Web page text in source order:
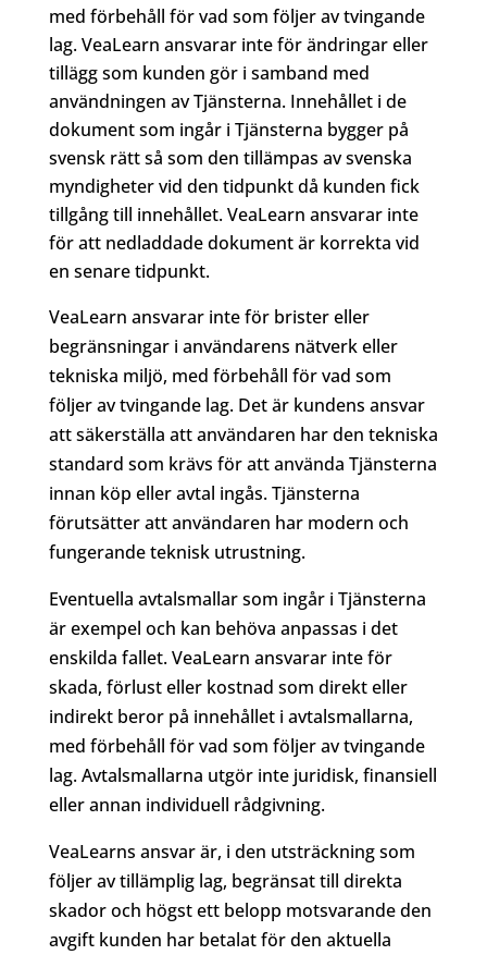
med förbehåll för vad som följer av tvingande
lag. VeaLearn ansvarar inte för ändringar eller
tillägg som kunden gör i samband med
användningen av Tjänsterna. Innehållet i de
dokument som ingår i Tjänsterna bygger på
svensk rätt så som den tillämpas av svenska
myndigheter vid den tidpunkt då kunden fick
tillgång till innehållet. VeaLearn ansvarar inte
för att nedladdade dokument är korrekta vid
en senare tidpunkt.
VeaLearn ansvarar inte för brister eller
begränsningar i användarens nätverk eller
tekniska miljö, med förbehåll för vad som
följer av tvingande lag. Det är kundens ansvar
att säkerställa att användaren har den tekniska
standard som krävs för att använda Tjänsterna
innan köp eller avtal ingås. Tjänsterna
förutsätter att användaren har modern och
fungerande teknisk utrustning.
Eventuella avtalsmallar som ingår i Tjänsterna
är exempel och kan behöva anpassas i det
enskilda fallet. VeaLearn ansvarar inte för
skada, förlust eller kostnad som direkt eller
indirekt beror på innehållet i avtalsmallarna,
med förbehåll för vad som följer av tvingande
lag. Avtalsmallarna utgör inte juridisk, finansiell
eller annan individuell rådgivning.
VeaLearns ansvar är, i den utsträckning som
följer av tillämplig lag, begränsat till direkta
skador och högst ett belopp motsvarande den
avgift kunden har betalat för den aktuella